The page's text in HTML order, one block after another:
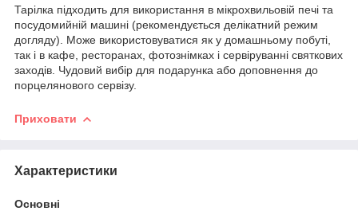
Тарілка підходить для використання в мікрохвильовій печі та
посудомийній машині (рекомендується делікатний режим
догляду). Може використовуватися як у домашньому побуті,
так і в кафе, ресторанах, фотознімках і сервіруванні святкових
заходів. Чудовий вибір для подарунка або доповнення до
порцелянового сервізу.
Приховати
Характеристики
Основні